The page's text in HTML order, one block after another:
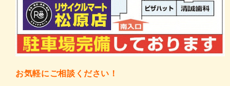
お気軽にご相談ください！